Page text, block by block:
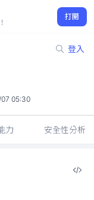
打開
登入
05:30
力 安全性分析